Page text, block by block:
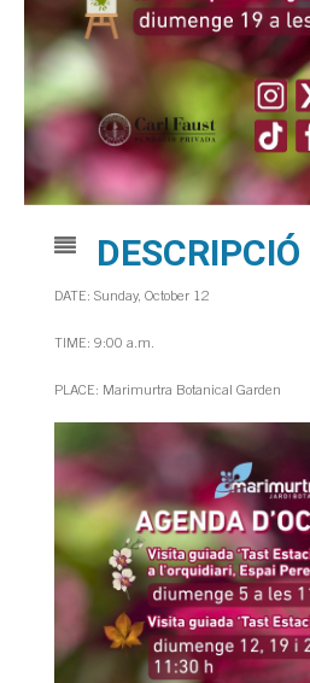
DESCRIPCIÓ
DATE: Sunday, October 12
TIME: 9:00 a.m.
PLACE: Marimurtra Botanical Garden